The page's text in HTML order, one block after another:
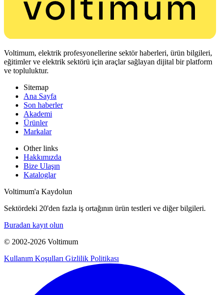
Voltimum, elektrik profesyonellerine sektör haberleri, ürün bilgileri,
eğitimler ve elektrik sektörü için araçlar sağlayan dijital bir platform
ve topluluktur.
Sitemap
Ana Sayfa
Son haberler
Akademi
Ürünler
Markalar
Other links
Hakkımızda
Bize Ulaşın
Kataloglar
Voltimum'a Kaydolun
Sektördeki 20'den fazla iş ortağının ürün testleri ve diğer bilgileri.
Buradan kayıt olun
© 2002-2026 Voltimum
Kullanım Koşulları Gizlilik Politikası